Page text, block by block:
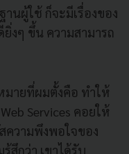
านผู้ใช้ ก็จะมีเรื่องของ
งๆ ขึ้น ความสามารถ
มายที่ผมตั้งคือ ทำให้
Services คอยให้
ความพึงพอใจของ
สึกว่า เขาได้รับ